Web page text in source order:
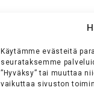
Käytämme evästeitä
seurataksemme
”Hyväksy” tai muuttaa
vaikuttaa sivuston